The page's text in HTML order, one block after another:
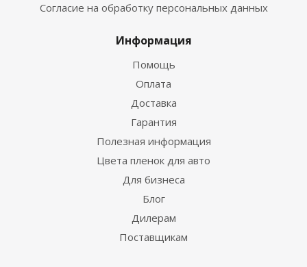
Согласие на обработку персональных данных
Информация
Помощь
Оплата
Доставка
Гарантия
Полезная информация
Цвета пленок для авто
Для бизнеса
Блог
Дилерам
Поставщикам